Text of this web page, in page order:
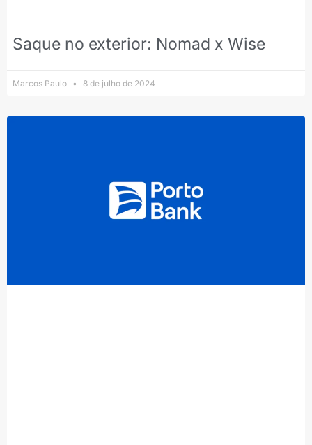
Saque no exterior: Nomad x Wise
Marcos Paulo 8 de julho de 2024